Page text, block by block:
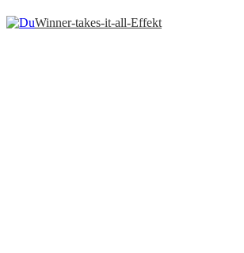
Winner-takes-it-all-Effekt